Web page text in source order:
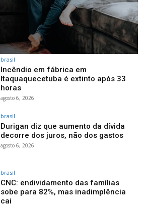
brasil
Incêndio em fábrica em
Itaquaquecetuba é extinto após 33
horas
agosto 6, 2026
brasil
Durigan diz que aumento da dívida
decorre dos juros, não dos gastos
agosto 6, 2026
brasil
CNC: endividamento das famílias
sobe para 82%, mas inadimplência
cai